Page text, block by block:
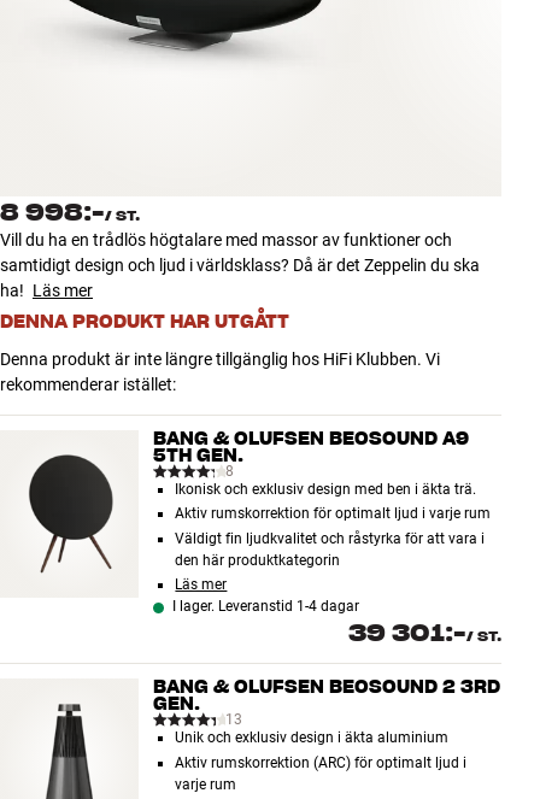
Tillbehör
NYHETER
ERBJUDANDEN
Hitta Butik
Kundtjänst
Logga in
Företag
8 998:-/ ST.
Vill du ha en trådlös högtalare med massor av funktioner och
samtidigt design och ljud i världsklass? Då är det Zeppelin du ska
ha! Läs mer
DENNA PRODUKT HAR UTGÅTT
Denna produkt är inte längre tillgänglig hos HiFi Klubben. Vi
rekommenderar istället:
BANG & OLUFSEN BEOSOUND A9
5TH GEN.
8
Ikonisk och exklusiv design med ben i äkta trä.
Aktiv rumskorrektion för optimalt ljud i varje rum
Väldigt fin ljudkvalitet och råstyrka för att vara i
den här produktkategorin
Läs mer
I lager. Leveranstid 1-4 dagar
39 301:-/ ST.
BANG & OLUFSEN BEOSOUND 2 3RD
GEN.
13
Unik och exklusiv design i äkta aluminium
Aktiv rumskorrektion (ARC) för optimalt ljud i
varje rum